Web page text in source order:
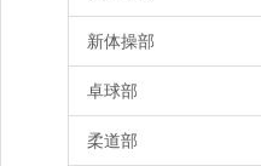
新体操部
卓球部
柔道部